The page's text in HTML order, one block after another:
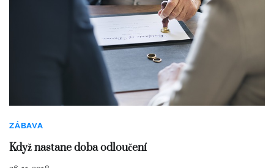
ZÁBAVA
Když nastane doba odloučení